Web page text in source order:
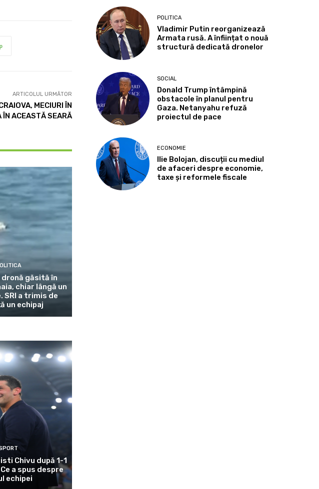
ARTICOLUL URMĂTOR
MECIURI ÎN
ÎN ACEASTĂ SEARĂ
dronă găsită în
chiar lângă un
SRI a trimis de
un echipaj
Chivu după 1-1
a spus despre
echipei
POLITICA
Vladimir Putin reorganizează
Armata rusă. A înființat o nouă
structură dedicată dronelor
SOCIAL
Donald Trump întâmpină
obstacole în planul pentru
Gaza. Netanyahu refuză
proiectul de pace
ECONOMIE
Ilie Bolojan, discuții cu mediul
de afaceri despre economie,
taxe și reformele fiscale